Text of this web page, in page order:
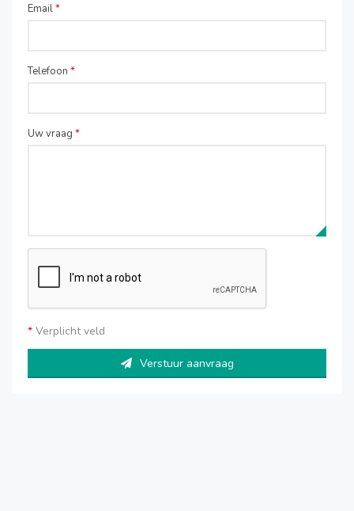
Email*
Telefoon *
Uw vraag *
* Verplicht veld
Verstuur aanvraag